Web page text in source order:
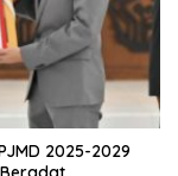
2025-2029